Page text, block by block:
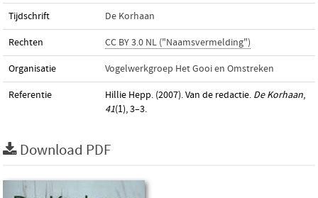
Tijdschrift De Korhaan
Rechten CC BY 3.0 NL ("Naamsvermelding")
Organisatie Vogelwerkgroep Het Gooi en Omstreken
Referentie Hillie Hepp. (2007). Van de redactie. De Korhaan,
41(1), 3–3.
Download PDF